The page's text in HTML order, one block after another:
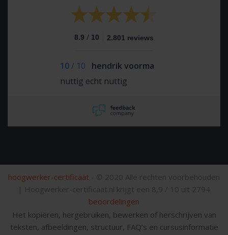
8.9 / 10 2.801 reviews
10/ 10
hendrik voorma
nuttig echt nuttig
hoogwerker-certificaat - © 2020 Alle rechten voorbehouden
| Hoogwerker-certificaat.nl krijgt een 8,9 / 10 uit 2794
beoordelingen
Het kopiëren, hergebruiken, bewerken of herschrijven van
teksten, afbeeldingen, structuur, FAQ’s en cursusinformatie